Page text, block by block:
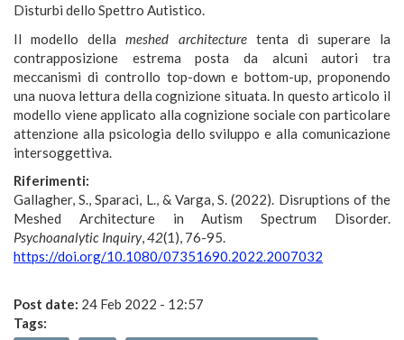
Disturbi dello Spettro Autistico.
Il modello dellameshed architecturetenta di superare la
contrapposizione estrema posta da alcuni autori tra
meccanismi di controllo top-down e bottom-up, proponendo
una nuova lettura della cognizione situata. In questo articolo il
modello viene applicato alla cognizione sociale con particolare
attenzione alla psicologia dello sviluppo e alla comunicazione
intersoggettiva.
Riferimenti:
Gallagher, S., Sparaci, L., & Varga, S. (2022). Disruptions of the
Meshed Architecture in Autism Spectrum Disorder.
Psychoanalytic Inquiry,42(1), 76-95.
https://doi.org/10.1080/07351690.2022.2007032
Post date: 24 Feb 2022 - 12:57
Tags: